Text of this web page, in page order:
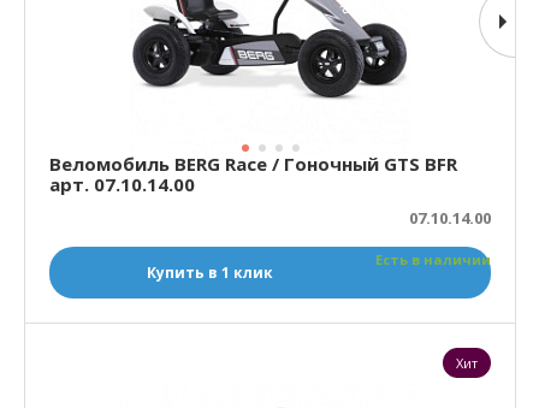
Веломобиль BERG Race / Гоночный GTS BFR
арт. 07.10.14.00
07.10.14.00
Есть в наличии
Купить в 1 клик
Хит